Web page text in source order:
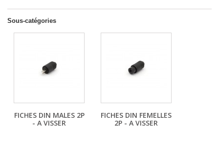
Sous-catégories
FICHES DIN MALES 2P
- A VISSER
FICHES DIN FEMELLES
2P - A VISSER